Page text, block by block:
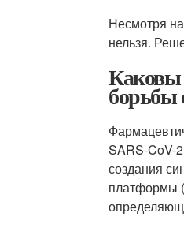
Несмотря
нельзя.
Каковы
борьбы
SARS-CoV-
создания
платформы